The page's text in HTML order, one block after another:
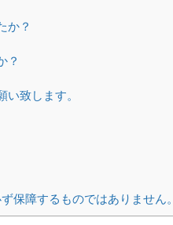
か？
？
致します。
保障するものではありません。